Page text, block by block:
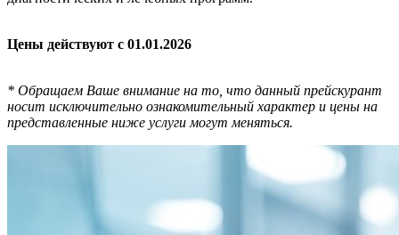
Цены действуют с 01.01.2026
* Обращаем Ваше внимание на то, что данный прейскурант
носит исключительно ознакомительный характер и цены на
представленные ниже услуги могут меняться.